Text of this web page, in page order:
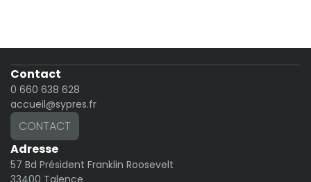
Contact
0 660 638 628
accueil@sypres.fr
CONTACT
Adresse
57 Bd Président Franklin Roosevelt
33400 Talence